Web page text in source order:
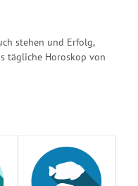
stehen und Erfolg,
tägliche Horoskop von